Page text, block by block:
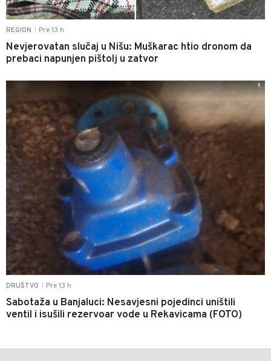
REGION Pre 13 h
Nevjerovatan slučaj u Nišu: Muškarac htio dronom da
prebaci napunjen pištolj u zatvor
DRUŠTVO Pre 13 h
Sabotaža u Banjaluci: Nesavjesni pojedinci uništili
ventil i isušili rezervoar vode u Rekavicama (FOTO)
1